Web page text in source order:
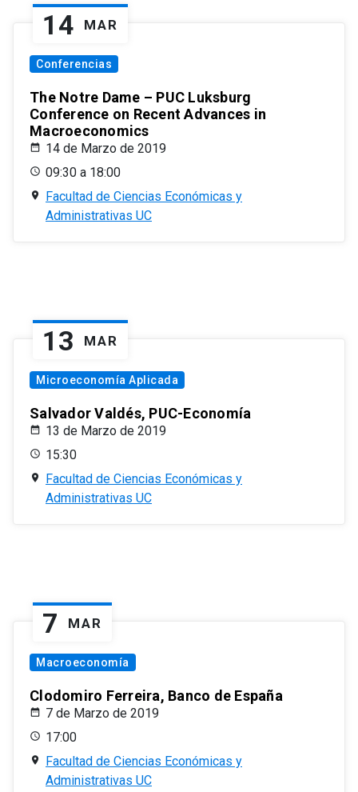
14 MAR
Conferencias
The Notre Dame – PUC Luksburg
Conference on Recent Advances in
Macroeconomics
14 de Marzo de 2019
09:30 a 18:00
Facultad de Ciencias Económicas y
Administrativas UC
13 MAR
Microeconomía Aplicada
Salvador Valdés, PUC-Economía
13 de Marzo de 2019
15:30
Facultad de Ciencias Económicas y
Administrativas UC
7 MAR
Macroeconomía
Clodomiro Ferreira, Banco de España
7 de Marzo de 2019
17:00
Facultad de Ciencias Económicas y
Administrativas UC